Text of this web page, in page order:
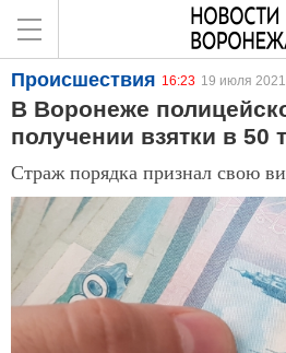
Происшествия 16:23 19 июля 2021
В Воронеже
получении взятки в 50
Страж порядка признал свою